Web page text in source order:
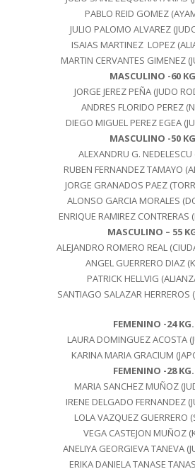
PABLO REID GOMEZ
JULIO PALOMO ALVAREZ
ISAIAS MARTINEZ LOPEZ
MARTIN CERVANTES GIMENEZ
MASCULINO -60
JORGE JEREZ PEÑA (JUDO
ANDRES FLORIDO PEREZ
DIEGO MIGUEL PEREZ EGEA
MASCULINO -50
ALEXANDRU G. NEDELESCU
RUBEN FERNANDEZ TAMAYO
JORGE GRANADOS PAEZ
ALONSO GARCIA MORALES
ENRIQUE RAMIREZ CONTRERAS
MASCULINO – 55
ALEJANDRO ROMERO REAL
ANGEL GUERRERO DIAZ
PATRICK HELLVIG
SANTIAGO SALAZAR HERREROS
FEMENINO -24 KG.
LAURA DOMINGUEZ ACOSTA
KARINA MARIA GRACIUM
FEMENINO -28 KG.
MARIA SANCHEZ MUÑOZ
IRENE DELGADO FERNANDEZ
LOLA VAZQUEZ GUERRERO
VEGA CASTEJON MUÑOZ
ANELIYA GEORGIEVA TANEVA
ERIKA DANIELA TANASE